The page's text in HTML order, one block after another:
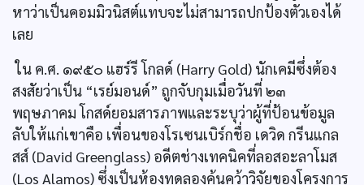
หาว่าเป็นคอมมิวนิสต์แทบจะไม่สามารถปกป้องตัวเองได้
เลย
ใน ค.ศ. ๑๙๕๐ แฮร์รี โกลด์ (Harry Gold) นักเคมีซึ่งต้อง
สงสัยว่าเป็น “เรย์มอนด์” ถูกจับกุมเมื่อวันที่ ๒๓
พฤษภาคม โกสด์ยอมสารภาพและระบุว่าผู้ที่ป้อนข้อมูล
ลับให้แก่เขาคือ เพื่อนของโรเซนเบิร์กชื่อ เดวิด กรีนแกล
สส์ (David Greenglass) อดีตช่างเทคนิคที่ลอสอะลาโมส
(Los Alamos) ซึ่งเป็นห้องทดลองค้นคว้าวิจัยของโครงการ